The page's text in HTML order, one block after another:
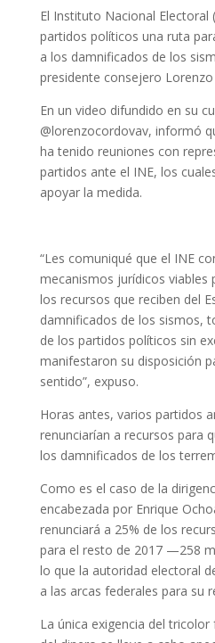
El Instituto Nacional Electoral
partidos políticos una ruta
a los damnificados de los
presidente consejero
En un video difundido en su
@lorenzocordovav, informó
ha tenido reuniones con
partidos ante el INE, los
apoyar la medida.
“Les comuniqué que el INE
mecanismos jurídicos viables
los recursos que reciben del
damnificados de los sismos,
de los partidos políticos sin
manifestaron su disposición
sentido”, expuso.
Horas antes, varios partidos
renunciarían a recursos para
los damnificados de los
Como es el caso de la
encabezada por Enrique
renunciará a 25% de los
para el resto de 2017 —258
lo que la autoridad electoral
a las arcas federales para su
La única exigencia del